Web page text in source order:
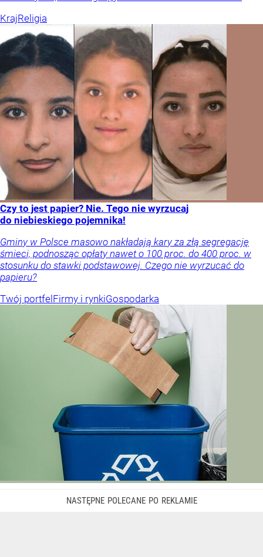
KrajReligia
Czy to jest papier? Nie. Tego nie wyrzucaj
do niebieskiego pojemnika!
Gminy w Polsce masowo nakładają kary za złą segregację
śmieci, podnosząc opłaty nawet o 100 proc. do 400 proc. w
stosunku do stawki podstawowej. Czego nie wyrzucać do
papieru?
Twój portfel Firmy i rynkiGospodarka